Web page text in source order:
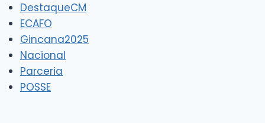
DestaqueCM
ECAFO
Gincana2025
Nacional
Parceria
POSSE